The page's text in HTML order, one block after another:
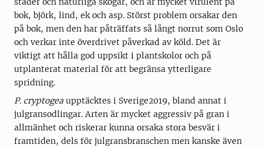
bok, björk, lind, ek och asp. Störst problem orsakar den
på bok, men den har påträffats så långt norrut som Oslo
och verkar inte överdrivet påverkad av köld. Det är
viktigt att hålla god uppsikt i plantskolor och på
utplanterat material för att begränsa ytterligare
spridning.
P. cryptogea upptäcktes i Sverige2019, bland annat i
julgransodlingar. Arten är mycket aggressiv på gran i
allmänhet och riskerar kunna orsaka stora besvär i
framtiden, dels för julgransbranschen men kanske även